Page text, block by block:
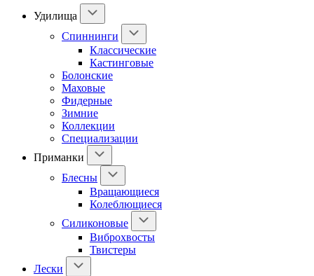
Удилища
Спиннинги
Классические
Кастинговые
Болонские
Маховые
Фидерные
Зимние
Коллекции
Специализации
Приманки
Блесны
Вращающиеся
Колеблющиеся
Силиконовые
Виброхвосты
Твистеры
Лески